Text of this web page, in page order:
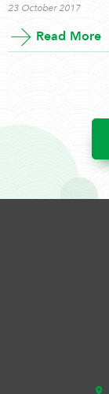
23 October 2017
Read More